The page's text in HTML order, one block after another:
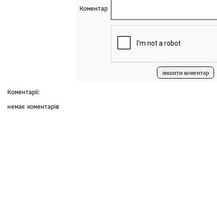
Коментар
Коментарії:
немає коментарів